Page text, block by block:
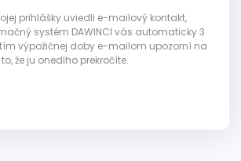
prihlášky uviedli e-mailový kontakt,
systém DAWINCI vás automaticky 3
výpožičnej doby e-mailom upozorní na
to, že ju onedlho prekročíte.